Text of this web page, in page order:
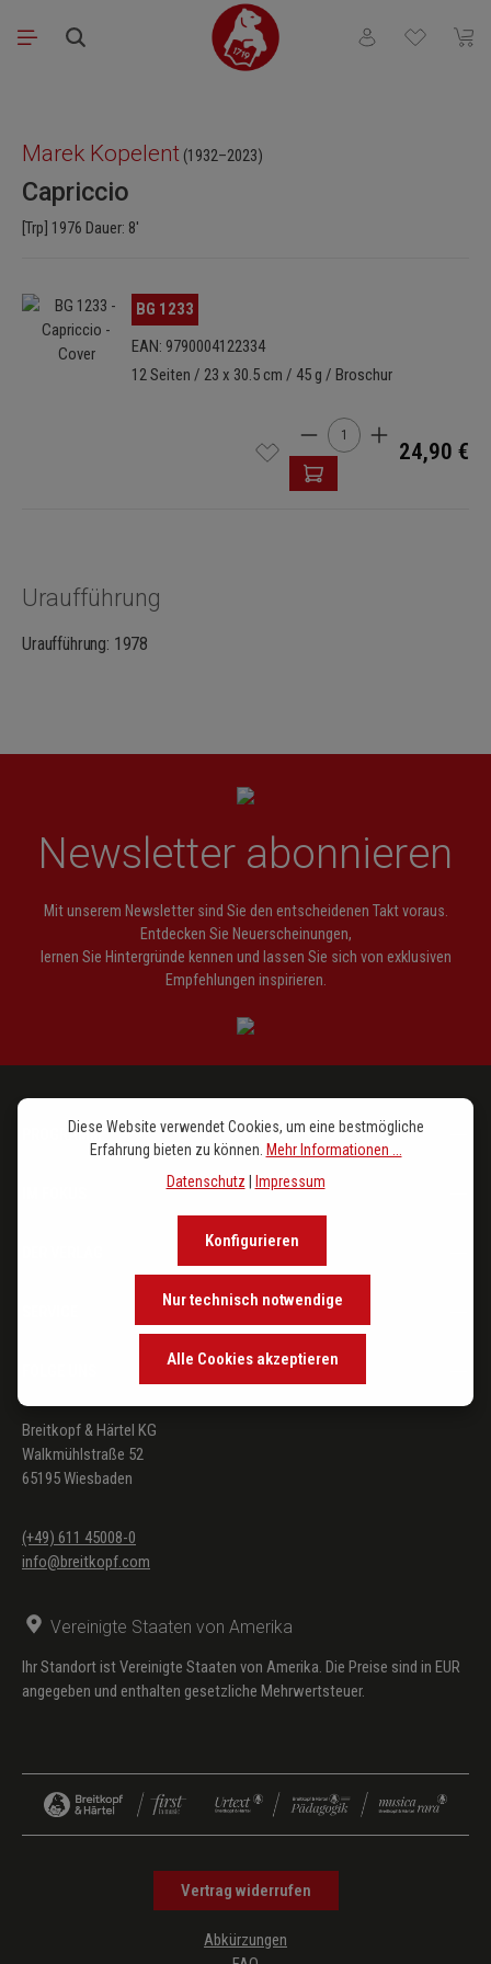
Zum Hauptinhalt springen
Du hast 0
Marek Kopelent (1932–2023)
Capriccio
[Trp] 1976 Dauer: 8'
Bildergalerie überspringen
BG 1233
EAN: 9790004122334
12 Seiten / 23 x 30.5 cm / 45 g / Broschur
Produkt Anzahl: Gib
24,90 €
Uraufführung
Uraufführung: 1978
Newsletter abonnieren
Mit unserem Newsletter sind Sie den entscheidenen Takt voraus.
Entdecken Sie Neuerscheinungen,
lernen Sie Hintergründe kennen und lassen Sie sich von exklusiven
Empfehlungen inspirieren.
PROGRAMM
Breitkopf & Härtel KG
Walkmühlstraße 52
65195 Wiesbaden
(+49) 611 45008-0
info@breitkopf.com
Vereinigte Staaten von Amerika
Ihr Standort ist Vereinigte Staaten von Amerika. Die Preise sind in EUR
angegeben und enthalten gesetzliche Mehrwertsteuer.
Vertrag widerrufen
Abkürzungen
Diese Website verwendet Cookies, um eine bestmögliche
Erfahrung bieten zu können. Mehr Informationen ...
Datenschutz | Impressum
Nur technisch notwendige
Konfigurieren
Alle Cookies akzeptieren